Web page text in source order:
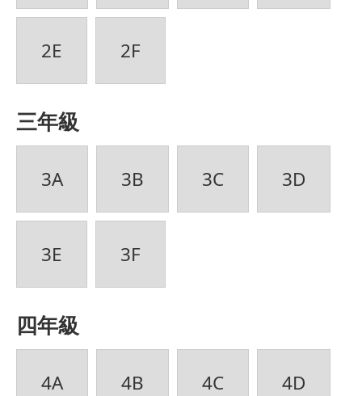
2E 2F
三年級
3A 3B 3C 3D
3E 3F
四年級
4A 4B 4C 4D